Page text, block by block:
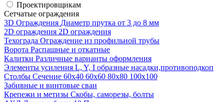
Проектировщикам
Cетчатые ограждения
3D Ограждения Диаметр прутка от 3 до 8 мм
2D ограждения 2D ограждения
Техограда Ограждение из профильной трубы
Ворота Распашные и откатные
Калитки Различные варианты оформления
Элементы усиления L, Y, I образные насадки,противоподкоп
Столбы Сечение 60х40 60х60 80х80 100х100
Забивные и винтовые сваи
Крепежи и метизы Скобы, саморезы, болты